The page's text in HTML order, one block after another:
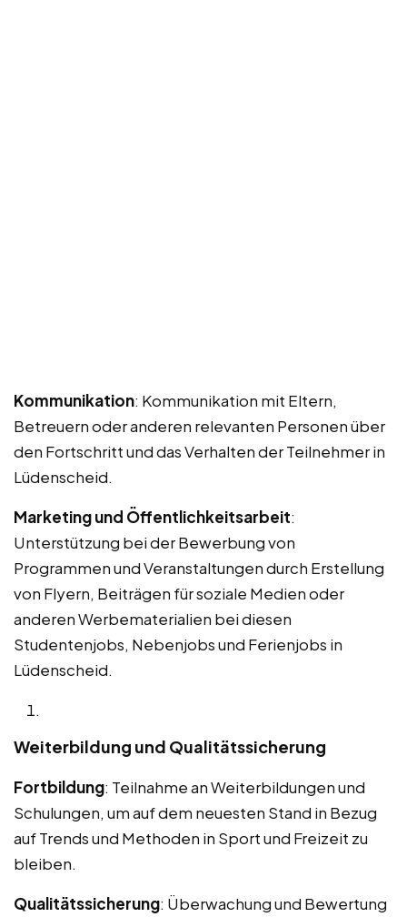
Kommunikation: Kommunikation mit Eltern,
Betreuern oder anderen relevanten Personen über
den Fortschritt und das Verhalten der Teilnehmer in
Lüdenscheid.
Marketing und Öffentlichkeitsarbeit:
Unterstützung bei der Bewerbung von
Programmen und Veranstaltungen durch Erstellung
von Flyern, Beiträgen für soziale Medien oder
anderen Werbematerialien bei diesen
Studentenjobs, Nebenjobs und Ferienjobs in
Lüdenscheid.
Weiterbildung und Qualitätssicherung
Fortbildung: Teilnahme an Weiterbildungen und
Schulungen, um auf dem neuesten Stand in Bezug
auf Trends und Methoden in Sport und Freizeit zu
bleiben.
Qualitätssicherung: Überwachung und Bewertung